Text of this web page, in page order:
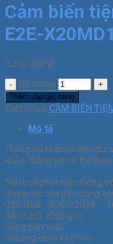
Cảm biến
E2E-X20MD1
1.250.000 ₫
Số lượng
Thêm vào giỏ hàng
Danh mục: CẢM BIẾN
Mô tả
Thông số kĩ thuật trên
khảo, thông số có thể
Nếu bạn phát hiện thông
chúng tôi. Xin trân trọng
Cập nhật: 16/07/2018 –
Bảo hành: Không có
Hãng sản xuất
Khoảng cách xa (mm)